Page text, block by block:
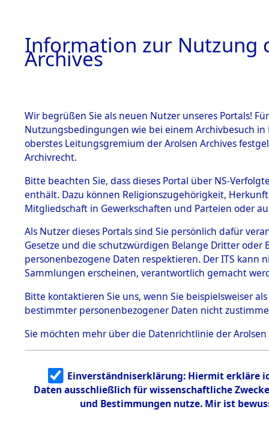
BESTÄNDE
1.
mente
5. Verschiedenes
5.3
Todesmärsche
5.3.1 Alliierte
Erhebungen
zu
Todesmärsch
en
5.3.2
Identifizierun
g
5.3.3
Todesmärsch
auf dem
zur
Roding,
zwischen
km)
Leben
0002
Information zur Nutzung
Archives
Wir begrüßen Sie als neuen Nutzer unseres Portals!
Nutzungsbedingungen wie bei einem Archivbesuch
oberstes Leitungsgremium der Arolsen Archives
Archivrecht.
Bitte beachten Sie, dass dieses Portal über NS-
enthält. Dazu können Religionszugehörigkeit,
Mitgliedschaft in Gewerkschaften und Parteien oder
Als Nutzer dieses Portals sind Sie persönlich dafür
Gesetze und die schutzwürdigen Belange Dritter
personenbezogene Daten respektieren. Der ITS
Sammlungen erscheinen, verantwortlich gemacht
Bitte kontaktieren Sie uns, wenn Sie beispielsweiser
bestimmter personenbezogener Daten nicht
Sie möchten mehr über die Datenrichtlinie der Arolsen
Einverständniserklärung: Hiermit erkläre
Daten ausschließlich für wissenschaftliche
und Bestimmungen nutze. Mir ist